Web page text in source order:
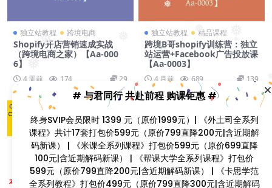
❅
❅ ❅
❅
独立站教程 跨境电商
Shopify开店营销速成实战
（跨境电商之家）【Aa-000
6】
4 周前 174 29
独立站教程 精品课程
跨境B哥shopify训练营：独立
站运营+Facebook广告投放课
【Aa-0003】
4 月前 689 139
Copyright © 2023找课程网- All rights reserved
本站支持课程资源互换，优质课程资源互换请联系微信在线客服：zkcw598 (备
# 与君同行 共赴前程 购课钜惠 #
终身SVIP会员限时 1399 元（原价1999元）| 《外土司全系列
课程》共计17套打包价599元（原价799直降200元|含近期解
码新课） | 《米课全系列课程》打包价599元（原价699直降
100元|含近期解码新课） | 《帮课大学全系列课程》打包价
599元（原价799直降200元|含近期解码新课） | 《卡思学范
全系列教程》打包价499元（原价799直降300元|含近期解码